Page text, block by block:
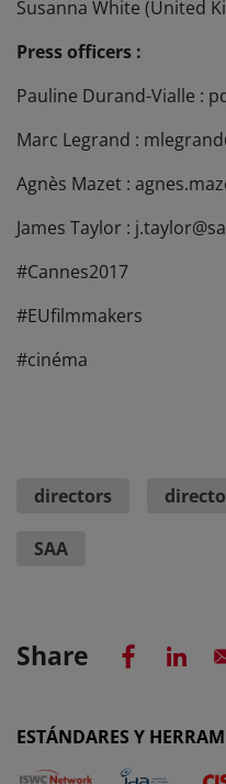
Susanna White (United
Press officers :
Pauline Durand-Vialle :
Marc Legrand :
Agnès Mazet :
James Taylor :
#Cannes2017
#EUfilmmakers
#cinéma
directors
SAA
Share
ESTÁNDARES Y